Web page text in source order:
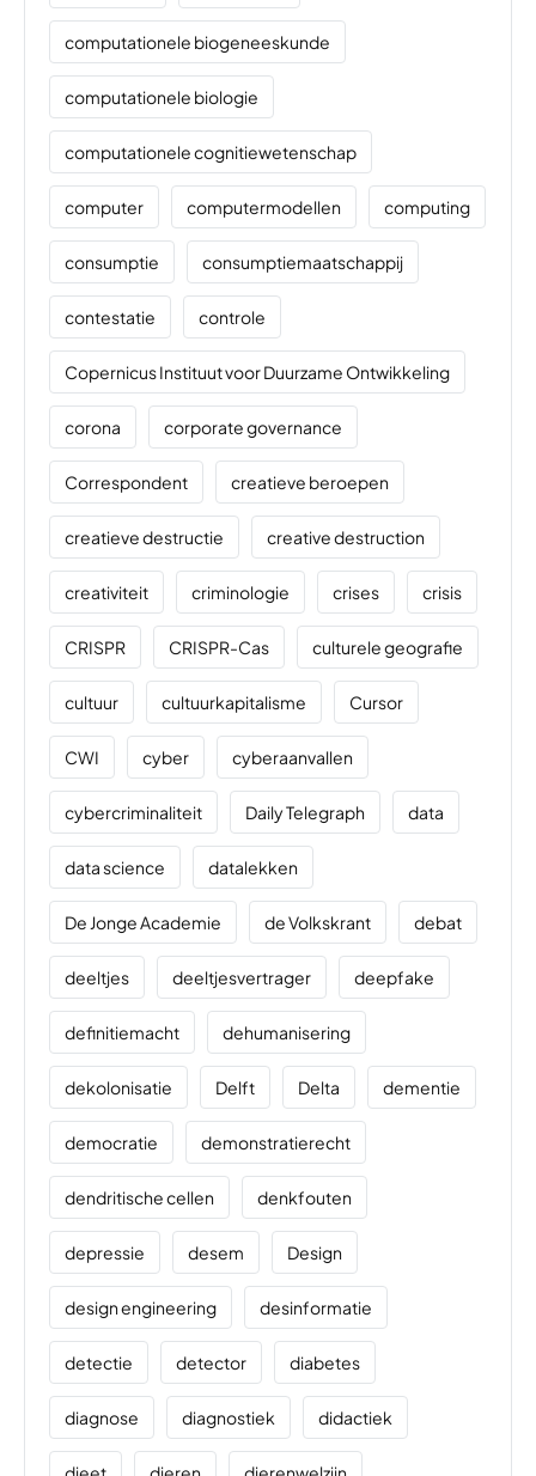
computationele biogeneeskunde
computationele biologie
computationele cognitiewetenschap
computer computermodellen computing
consumptie consumptiemaatschappij
contestatie controle
Copernicus Instituut voor Duurzame Ontwikkeling
corona corporate governance
Correspondent creatieve beroepen
creatieve destructie creative destruction
creativiteit criminologie crises crisis
CRISPR CRISPR-Cas culturele geografie
cultuur cultuurkapitalisme Cursor
CWI cyber cyberaanvallen
cybercriminaliteit Daily Telegraph data
data science datalekken
De Jonge Academie de Volkskrant debat
deeltjes deeltjesvertrager deepfake
definitiemacht dehumanisering
dekolonisatie Delft Delta dementie
democratie demonstratierecht
dendritische cellen denkfouten
depressie desem Design
design engineering desinformatie
detectie detector diabetes
diagnose diagnostiek didactiek